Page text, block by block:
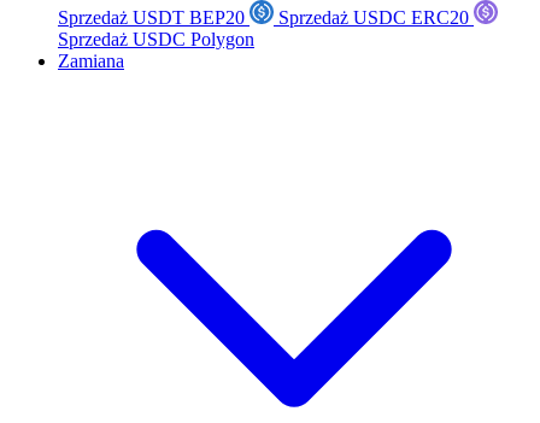
Sprzedaż USDT BEP20
Sprzedaż USDC ERC20
Sprzedaż USDC Polygon
Zamiana